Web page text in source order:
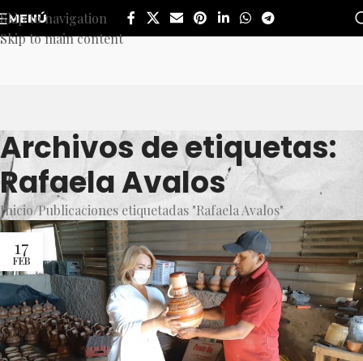
Skip to navigation
Skip to main content
MENÚ
Archivos de etiquetas:
Rafaela Avalos
Inicio Publicaciones etiquetadas "Rafaela Avalos"
17
FEB